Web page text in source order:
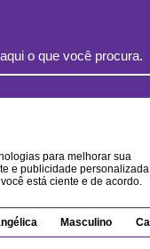
para melhorar sua
e publicidade personalizada
está ciente e de acordo.
Masculino